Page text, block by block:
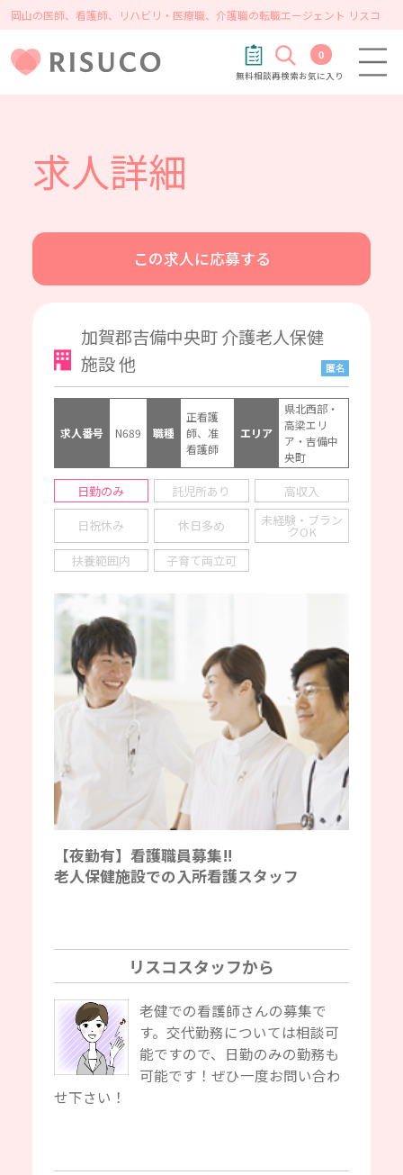
岡山の医師、看護師、リハビリ・医療職、介護職の転職エージェント リスコ
無料相談再検索
0
お気に入り
求人詳細
この求人に応募する
加賀郡吉備中央町 介護老人保健
施設 他
求人番号 N689 職種
正看護
師、准
看護師
エリア
県北西部・
高梁エリ
ア・吉備中
央町
日勤のみ 託児所あり 高収入
日祝休み 休日多め 未経験・ブラン
クOK
扶養範囲内
子育て両立可
【夜勤有】看護職員募集‼
老人保健施設での入所看護スタッフ
リスコスタッフから
老健での看護師さんの募集で
す。交代勤務については相談可
能ですので、日勤のみの勤務も
可能です！ぜひ一度お問い合わ
せ下さい！